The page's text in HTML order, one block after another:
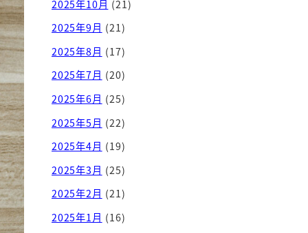
2025年10月 (21)
2025年9月 (21)
2025年8月 (17)
2025年7月 (20)
2025年6月 (25)
2025年5月 (22)
2025年4月 (19)
2025年3月 (25)
2025年2月 (21)
2025年1月 (16)